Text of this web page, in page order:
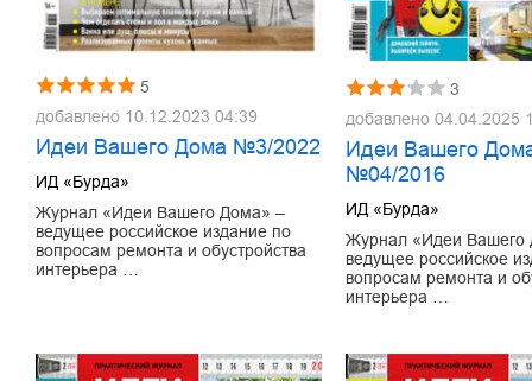
5
добавлено 10.12.2023 04:39
Идеи Вашего Дома №3/2022
ИД «Бурда»
Журнал «Идеи Вашего Дома» –
ведущее российское издание по
вопросам ремонта и обустройства
интерьера …
3
добавлено 04.04.2025
Идеи Вашего
№04/2016
ИД «Бурда»
Журнал «Идеи Вашего
ведущее российское
вопросам ремонта и
интерьера …